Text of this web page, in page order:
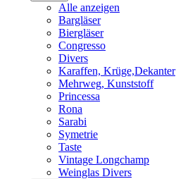
Alle anzeigen
Bargläser
Biergläser
Congresso
Divers
Karaffen, Krüge,Dekanter
Mehrweg, Kunststoff
Princessa
Rona
Sarabi
Symetrie
Taste
Vintage Longchamp
Weinglas Divers